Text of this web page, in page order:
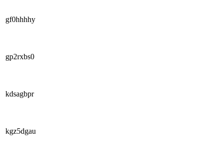
gf0hhhhy
gp2rxbs0
kdsagbpr
kgz5dgau